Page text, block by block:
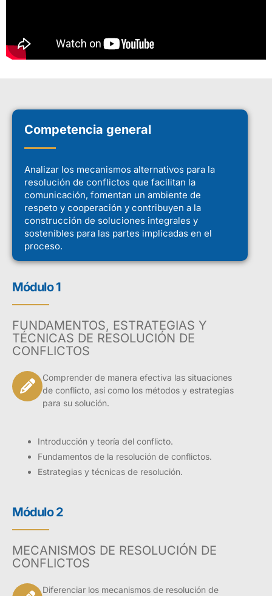
Competencia general
Analizar los mecanismos alternativos para la
resolución de conflictos que facilitan la
comunicación, fomentan un ambiente de
respeto y cooperación y contribuyen a la
construcción de soluciones integrales y
sostenibles para las partes implicadas en el
proceso.
Módulo 1
FUNDAMENTOS, ESTRATEGIAS Y
TÉCNICAS DE RESOLUCIÓN DE
CONFLICTOS
Comprender de manera efectiva las situaciones
de conflicto, así como los métodos y estrategias
para su solución.
Introducción y teoría del conflicto.
Fundamentos de la resolución de conflictos.
Estrategias y técnicas de resolución.
Módulo 2
MECANISMOS DE RESOLUCIÓN DE
CONFLICTOS
Diferenciar los mecanismos de resolución de